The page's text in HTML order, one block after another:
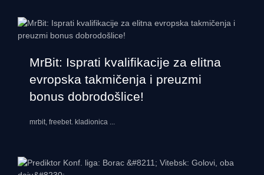
MrBit: Isprati kvalifikacije za elitna
evropska takmičenja i preuzmi
bonus dobrodošlice!
mrbit, freebet. kladionica ...